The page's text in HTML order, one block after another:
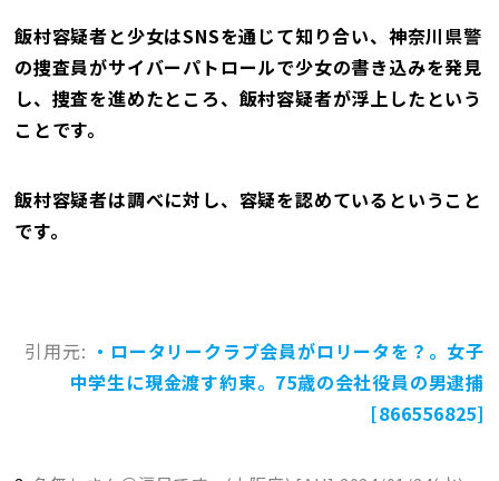
飯村容疑者と少女はSNSを通じて知り合い、神奈川県警
の捜査員がサイバーパトロールで少女の書き込みを発見
し、捜査を進めたところ、飯村容疑者が浮上したという
ことです。
飯村容疑者は調べに対し、容疑を認めているということ
です。
引用元: ・ロータリークラブ会員がロリータを？。女子
中学生に現金渡す約束。75歳の会社役員の男逮捕
[866556825]